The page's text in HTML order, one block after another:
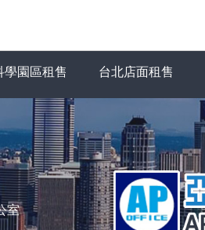
學園區租售 台北店面租售
室